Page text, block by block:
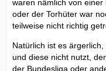
waren nämlich von
oder der Torhüter war
teilweise nicht richtig
Natürlich ist es
und diese nicht nutzt,
der Bundesliga oder